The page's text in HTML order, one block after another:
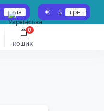
ua € $ грн.
кошик
0